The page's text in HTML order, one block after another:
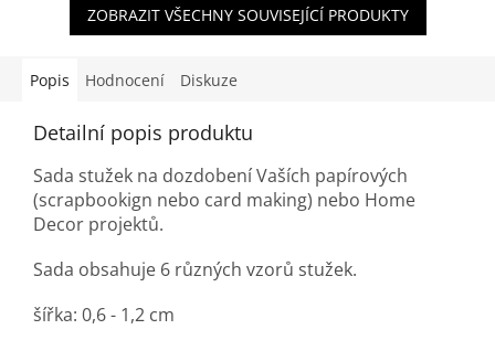
ZOBRAZIT VŠECHNY SOUVISEJÍCÍ PRODUKTY
Popis Hodnocení Diskuze
Detailní popis produktu
Sada stužek na dozdobení Vaších papírových
(scrapbookign nebo card making) nebo Home
Decor projektů.
Sada obsahuje 6 různých vzorů stužek.
šířka: 0,6 - 1,2 cm